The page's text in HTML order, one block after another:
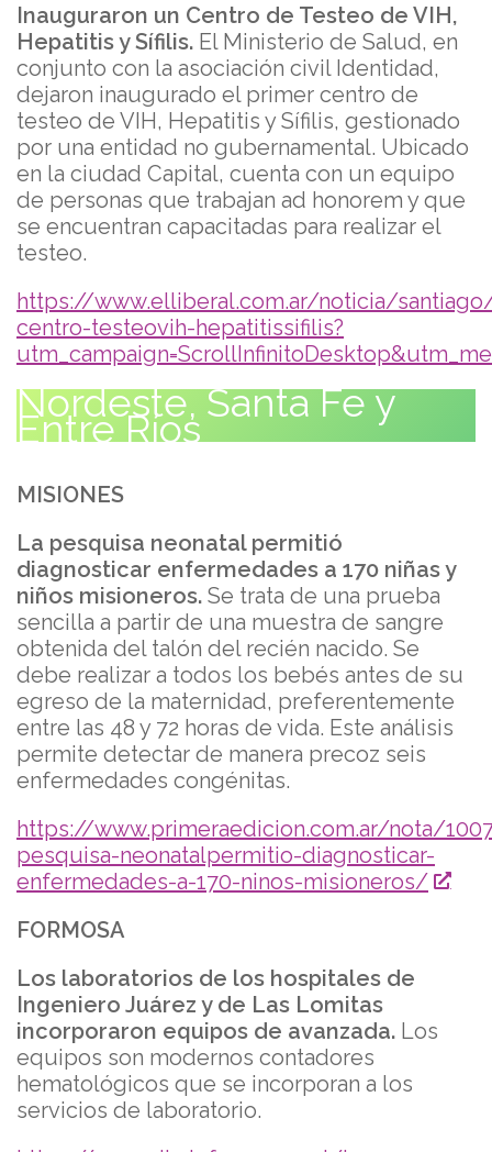
Inauguraron un Centro de Testeo de VIH,
Hepatitis y Sífilis. El Ministerio de Salud, en
conjunto con la asociación civil Identidad,
dejaron inaugurado el primer centro de
testeo de VIH, Hepatitis y Sífilis, gestionado
por una entidad no gubernamental. Ubicado
en la ciudad Capital, cuenta con un equipo
de personas que trabajan ad honorem y que
se encuentran capacitadas para realizar el
testeo.
https://www.elliberal.com.ar/noticia/
centro-testeovih-hepatitissifilis?
Nordeste, Santa Fe y
Entre Ríos
MISIONES
La pesquisa neonatal permitió
diagnosticar enfermedades a 170 niñas y
niños misioneros. Se trata de una prueba
sencilla a partir de una muestra de sangre
obtenida del talón del recién nacido. Se
debe realizar a todos los bebés antes de su
egreso de la maternidad, preferentemente
entre las 48 y 72 horas de vida. Este análisis
permite detectar de manera precoz seis
enfermedades congénitas.
https://www.primeraedicion.com.ar/nota/
pesquisa-neonatalpermitio-diagnosticar-
enfermedades-a-170-ninos-misioneros/
FORMOSA
Los laboratorios de los hospitales de
Ingeniero Juárez y de Las Lomitas
incorporaron equipos de avanzada. Los
equipos son modernos contadores
hematológicos que se incorporan a los
servicios de laboratorio.